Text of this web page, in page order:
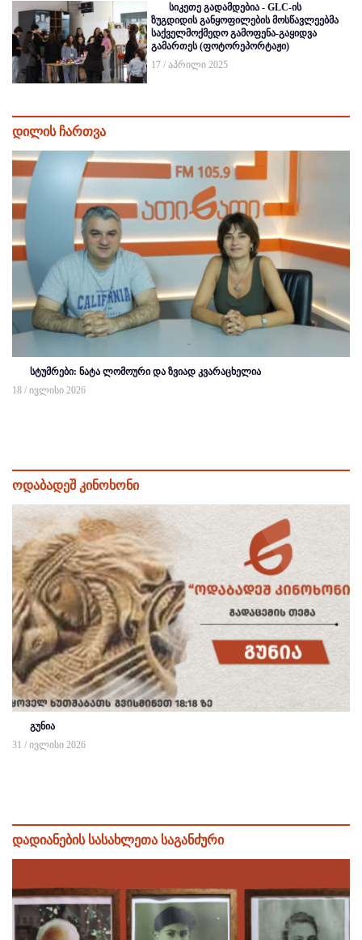
სიკეთე გადამდებია - GLC-ის
ზუგდიდის განყოფილების მოსწავლეებმა
საქველმოქმედო გამოფენა-გაყიდვა
გამართეს (ფოტორეპორტაჟი)
17 / აპრილი 2025
დილის ჩართვა
სტუმრები: ნატა ლომოური და ზვიად კვარაცხელია
18 / ივლისი 2026
ოდაბადეშ კინოხონი
გუნია
31 / ივლისი 2026
დადიანების სასახლეთა საგანძური